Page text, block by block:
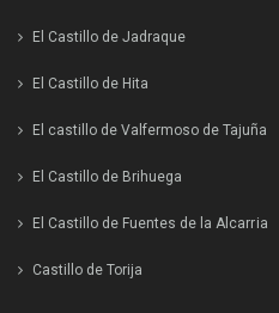
El Castillo de Jadraque
El Castillo de Hita
El castillo de Valfermoso de Tajuña
El Castillo de Brihuega
El Castillo de Fuentes de la Alcarria
Castillo de Torija